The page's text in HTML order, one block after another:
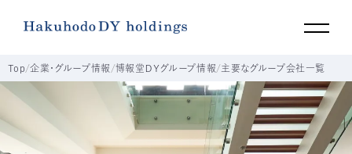
Top 企業・グループ情報 博報堂ＤＹグループ情報 主要なグループ会社一覧